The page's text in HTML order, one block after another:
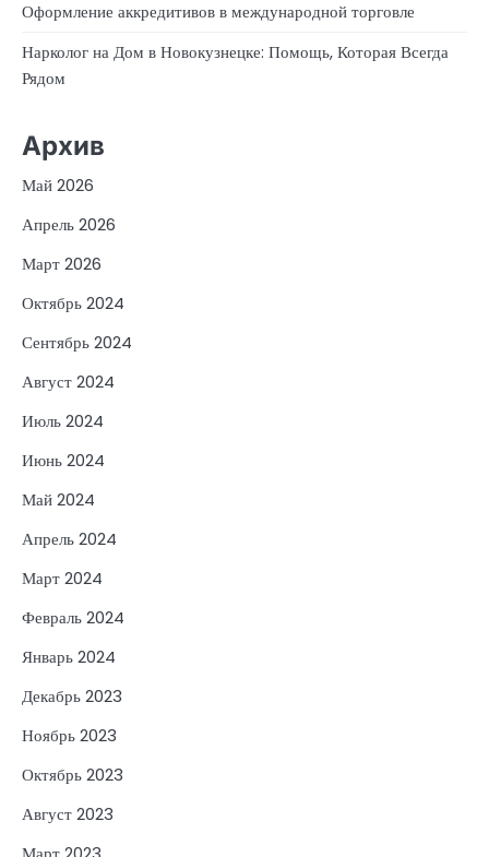
Оформление аккредитивов в международной торговле
Нарколог на Дом в Новокузнецке: Помощь, Которая Всегда
Рядом
Архив
Май 2026
Апрель 2026
Март 2026
Октябрь 2024
Сентябрь 2024
Август 2024
Июль 2024
Июнь 2024
Май 2024
Апрель 2024
Март 2024
Февраль 2024
Январь 2024
Декабрь 2023
Ноябрь 2023
Октябрь 2023
Август 2023